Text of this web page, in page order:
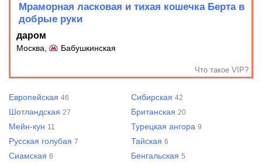
Мраморная ласковая и тихая кошечка Берта в
добрые руки
даром
Москва, Бабушкинская
Что такое VIP?
Европейская 46 Сибирская 42
Шотландская 27 Британская 20
Мейн-кун 11 Турецкая ангора 9
Русская голубая 7 Тайская 6
Сиамская 6 Бенгальская 5